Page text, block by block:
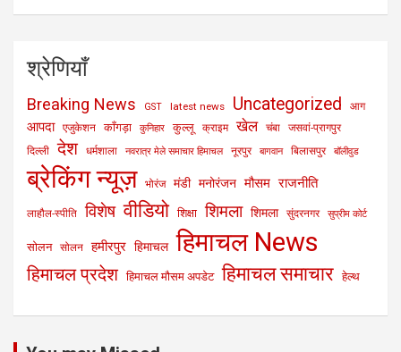
श्रेणियाँ
Breaking News GST latest news Uncategorized आग
आपदा एजुकेशन काँगड़ा कुनिहार कुल्लू क्राइम खेल चंबा
जसवां-प्रागपुर
दिल्ली
देश धर्मशाला नवरात्र मेले समाचार हिमाचल नूरपुर बागवान बिलासपुर बॉलीवुड
ब्रेकिंग न्यूज़ भोरंज मंडी मनोरंजन मौसम राजनीति
लाहौल-स्पीति विशेष वीडियो शिक्षा शिमला शिमला सुंदरनगर सुप्रीम कोर्ट
सोलन सोलन हमीरपुर हिमाचल हिमाचल News
हिमाचल प्रदेश हिमाचल मौसम अपडेट हिमाचल समाचार हेल्थ